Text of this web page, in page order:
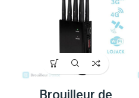
Brouilleur de